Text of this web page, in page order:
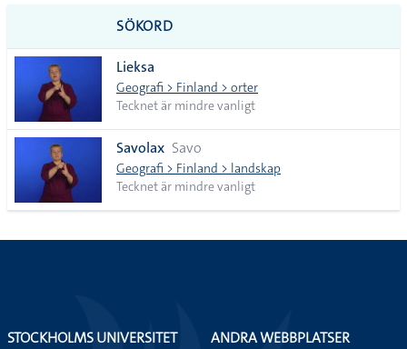
till
alla i
lista
SÖKORD
Lieksa
Geografi > Finland > orter
Tecknet är mindre vanligt
Savolax Savo
Geografi > Finland > landskap
Tecknet är mindre vanligt
STOCKHOLMS UNIVERSITET
ANDRA WEBBPLATSER